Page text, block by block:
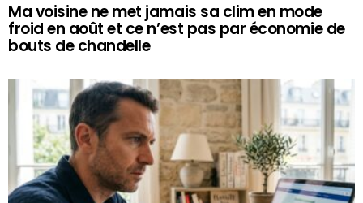
Ma voisine ne met jamais sa clim en mode
froid en août et ce n’est pas par économie de
bouts de chandelle